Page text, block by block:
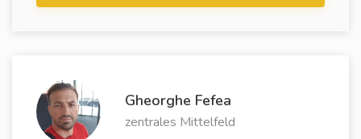
Gheorghe Fefea
zentrales Mittelfeld